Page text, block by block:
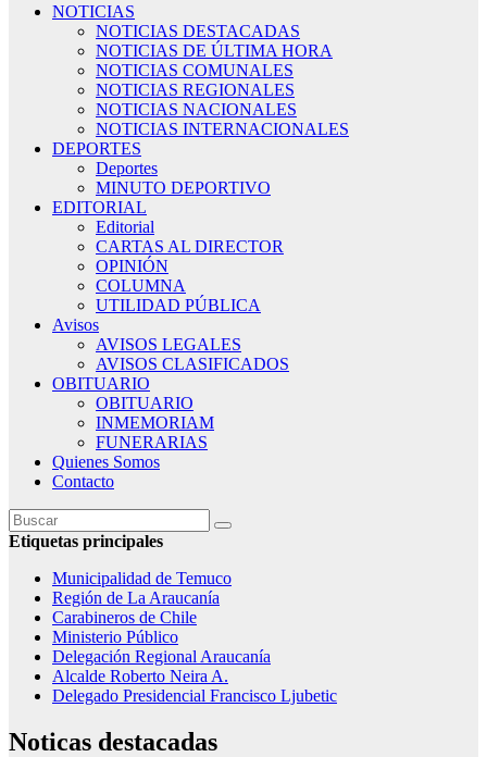
NOTICIAS
NOTICIAS DESTACADAS
NOTICIAS DE ÚLTIMA HORA
NOTICIAS COMUNALES
NOTICIAS REGIONALES
NOTICIAS NACIONALES
NOTICIAS INTERNACIONALES
DEPORTES
Deportes
MINUTO DEPORTIVO
EDITORIAL
Editorial
CARTAS AL DIRECTOR
OPINIÓN
COLUMNA
UTILIDAD PÚBLICA
Avisos
AVISOS LEGALES
AVISOS CLASIFICADOS
OBITUARIO
OBITUARIO
INMEMORIAM
FUNERARIAS
Quienes Somos
Contacto
Etiquetas principales
Municipalidad de Temuco
Región de La Araucanía
Carabineros de Chile
Ministerio Público
Delegación Regional Araucanía
Alcalde Roberto Neira A.
Delegado Presidencial Francisco Ljubetic
Noticas destacadas